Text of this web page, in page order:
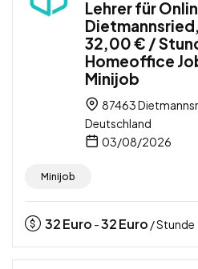
Lehrer für
32,00 € /
Homeoffice
Minijob
87463
Deutschland
03/08/2026
Minijob
32Euro -32Euro / Stunde